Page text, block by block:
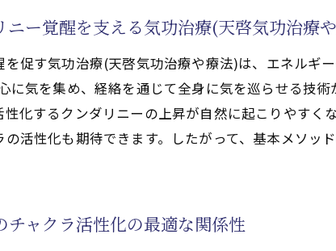
功治療や療法)の可能性を探る
生を変えるきっかけをつかむ方法
ンダリニー覚醒がもたらす心身の進化体験
性化によるポジティブな変化の実例
する狭窄症からの完全寛解をサポートする展望
ー覚醒を支える気功治療(天啓気功治療
促す気功治療(天啓気功治療や療法)は、エネルギ
気を集め、経絡を通じて全身に気を巡らせる技
化するクンダリニーの上昇が自然に起こりやすく
活性化も期待できます。したがって、基本メソッ
ャクラ活性化の最適な関係性